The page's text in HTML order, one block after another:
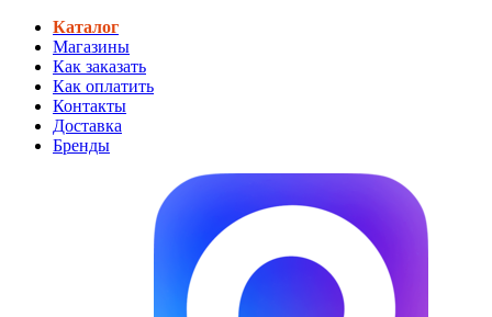
Каталог
Магазины
Как заказать
Как оплатить
Контакты
Доставка
Бренды